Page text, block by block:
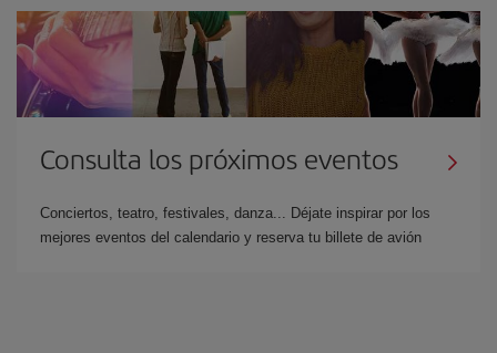
Consulta los próximos eventos
Conciertos, teatro, festivales, danza... Déjate inspirar por los
mejores eventos del calendario y reserva tu billete de avión